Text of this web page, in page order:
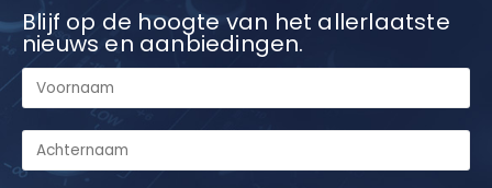
Blijf op de hoogte van het allerlaatste
nieuws en aanbiedingen.